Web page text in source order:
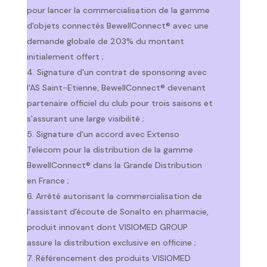
pour lancer la commercialisation de la gamme
d'objets connectés BewellConnect® avec une
demande globale de 203% du montant
initialement offert ;
Signature d'un contrat de sponsoring avec
l'AS Saint-Etienne, BewellConnect® devenant
partenaire officiel du club pour trois saisons et
s'assurant une large visibilité ;
Signature d'un accord avec Extenso
Telecom pour la distribution de la gamme
BewellConnect® dans la Grande Distribution
en France ;
Arrêté autorisant la commercialisation de
l'assistant d'écoute de Sonalto en pharmacie,
produit innovant dont VISIOMED GROUP
assure la distribution exclusive en officine ;
Référencement des produits VISIOMED